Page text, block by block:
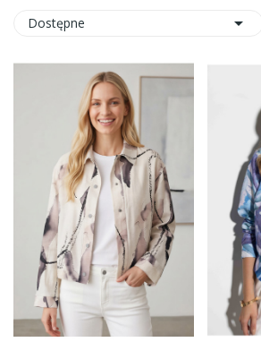
Dostępne 